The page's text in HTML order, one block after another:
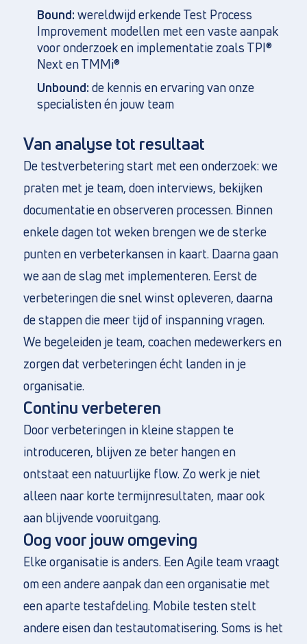
Bound: wereldwijd erkende Test Process
Improvement modellen met een vaste aanpak
voor onderzoek en implementatie zoals TPI®
Next en TMMi®
Unbound: de kennis en ervaring van onze
specialisten én jouw team
Van analyse tot resultaat
De testverbetering start met een onderzoek: we
praten met je team, doen interviews, bekijken
documentatie en observeren processen. Binnen
enkele dagen tot weken brengen we de sterke
punten en verbeterkansen in kaart. Daarna gaan
we aan de slag met implementeren. Eerst de
verbeteringen die snel winst opleveren, daarna
de stappen die meer tijd of inspanning vragen.
We begeleiden je team, coachen medewerkers en
zorgen dat verbeteringen écht landen in je
organisatie.
Continu verbeteren
Door verbeteringen in kleine stappen te
introduceren, blijven ze beter hangen en
ontstaat een natuurlijke flow. Zo werk je niet
alleen naar korte termijnresultaten, maar ook
aan blijvende vooruitgang.
Oog voor jouw omgeving
Elke organisatie is anders. Een Agile team vraagt
om een andere aanpak dan een organisatie met
een aparte testafdeling. Mobile testen stelt
andere eisen dan testautomatisering. Soms is het